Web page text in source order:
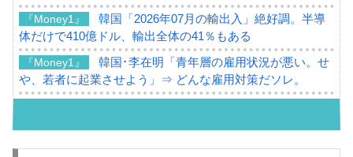
『Money1』
韓国「2026年07月の輸出入」絶好調。半導
体だけで410億ドル、輸出全体の41％もある
『Money1』
韓国･李在明「青年層の雇用状況が悪い。せ
や、若者に起業させよう」⇒ どんな雇用対策だソレ。
『Money1』
韓国「ここは北朝鮮なのか。選管がサーバ